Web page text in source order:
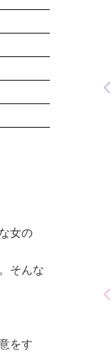
女の
そんな
をす
の
なっちゃいまし
巻
探偵チームＫＺ事件
ノート ２１～３０